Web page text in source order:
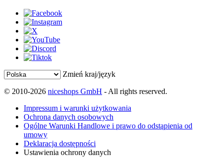
Zmień kraj/język
© 2010-2026 niceshops GmbH - All rights reserved.
Impressum i warunki użytkowania
Ochrona danych osobowych
Ogólne Warunki Handlowe i prawo do odstąpienia od
umowy
Deklaracja dostępności
Ustawienia ochrony danych